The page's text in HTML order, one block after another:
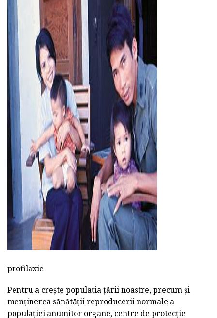
ad
profilaxie
Pentru a crește populația țării noastre, precum și
menținerea sănătății reproducerii normale a
populației anumitor organe, centre de protecție